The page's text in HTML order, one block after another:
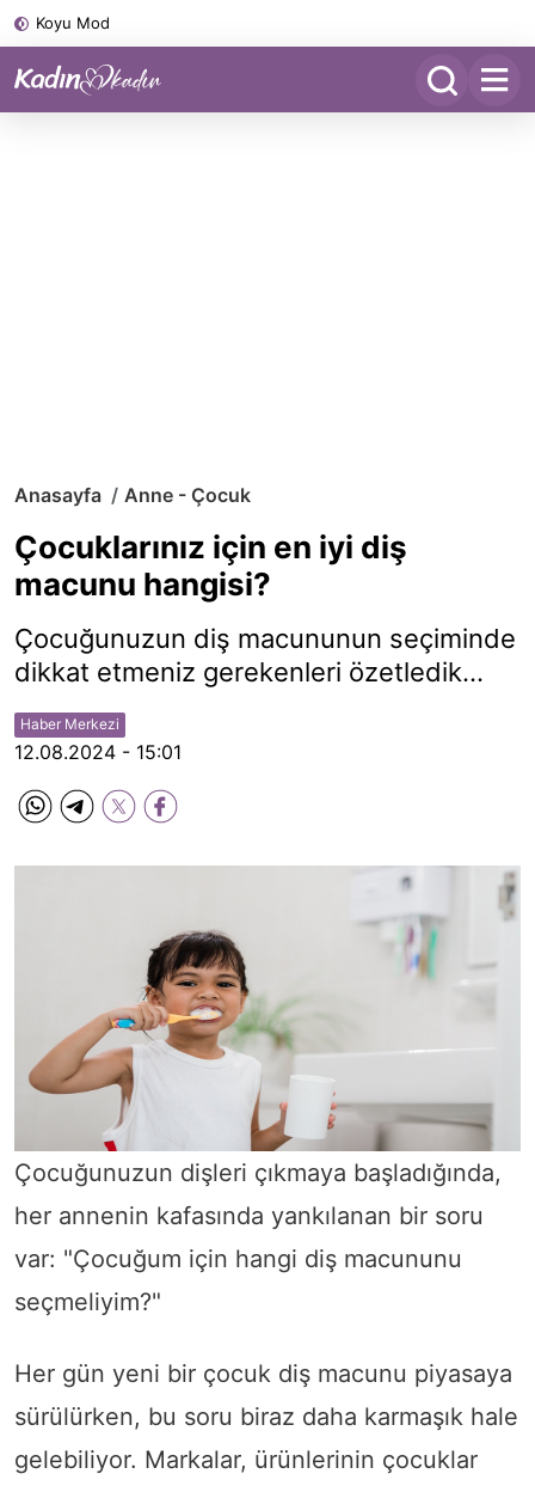
Koyu Mod
Anasayfa Anne - Çocuk
Çocuklarınız için en iyi diş
macunu hangisi?
Çocuğunuzun diş macununun seçiminde
dikkat etmeniz gerekenleri özetledik...
Haber Merkezi
12.08.2024 - 15:01
Çocuğunuzun dişleri çıkmaya başladığında,
her annenin kafasında yankılanan bir soru
var: "Çocuğum için hangi diş macununu
seçmeliyim?"
Her gün yeni bir çocuk diş macunu piyasaya
sürülürken, bu soru biraz daha karmaşık hale
gelebiliyor. Markalar, ürünlerinin çocuklar